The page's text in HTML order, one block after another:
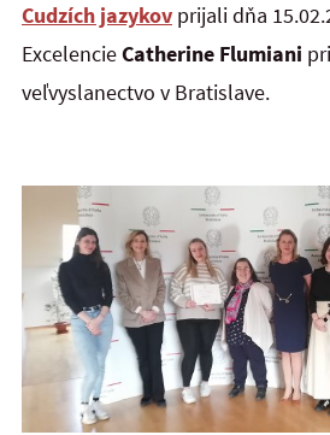
Cudzích jazykov prijali dňa
ExcelencieCatherine Flumiani
veľvyslanectvo v Bratislave.